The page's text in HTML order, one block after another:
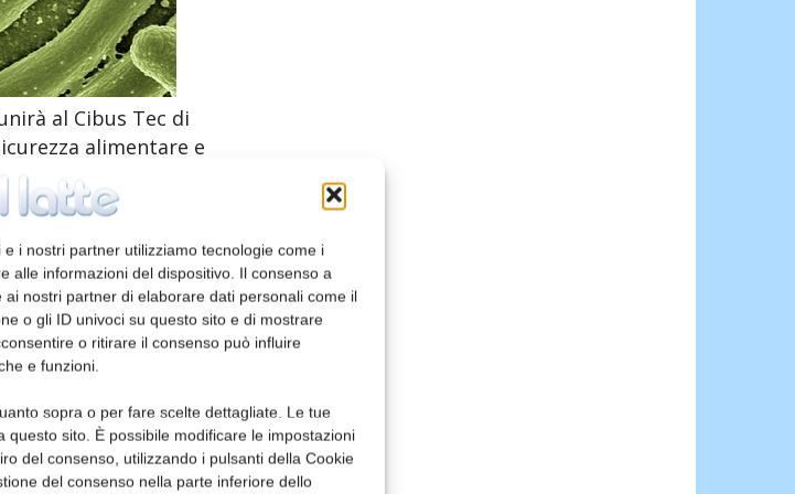
i nostri partner utilizziamo tecnologie come i
alle informazioni del dispositivo. Il consenso a
nostri partner di elaborare dati personali come il
o gli ID univoci su questo sito e di mostrare
o ritirare il consenso può influire
e funzioni.
sopra o per fare scelte dettagliate. Le tue
questo sito. È possibile modificare le impostazioni
del consenso, utilizzando i pulsanti della Cookie
del consenso nella parte inferiore dello
al Cibus Tec di
alimentare e
«Siamo felici di
REALCO e
nella
del mercato. Più
agente patogeno in
preoccupazioni non
muoiono quasi
di redditività,
euro l’anno. E
responsabilità e della